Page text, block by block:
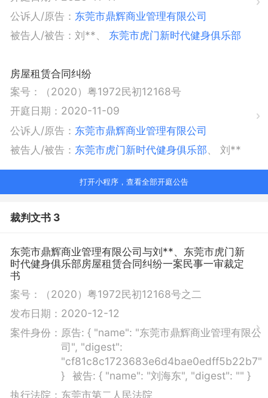
公诉人/原告： 东莞市鼎辉商业管理有限公司
被告人/被告： 刘**、 东莞市虎门新时代健身俱乐部
房屋租赁合同纠纷
案号：
（2020）粤1972民初12168号
开庭日期： 2020-11-09
公诉人/原告： 东莞市鼎辉商业管理有限公司
被告人/被告： 东莞市虎门新时代健身俱乐部 刘**
打开小程序，查看全部开庭公告
裁判文书 3
东莞市鼎辉商业管理有限公司与刘**、东莞市虎门新
时代健身俱乐部房屋租赁合同纠纷一案民事一审裁定
书
案号：
（2020）粤1972民初12168号之二
发布日期： 2020-12-12
案件身份： 原告: { "name": "东莞市鼎辉商业管理有限公
司", "digest":
"cf81c8c1723683e6d4bae0edff5b22b7"
}
被告: { "name": "刘海东", "digest": "" }
执行法院： 东莞市第二人民法院